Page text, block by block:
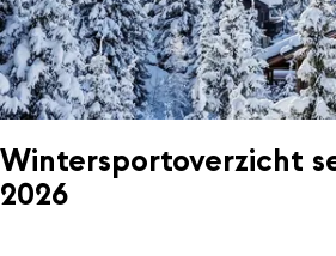
Wintersportoverzicht
2026